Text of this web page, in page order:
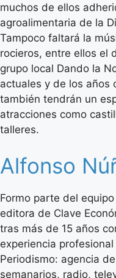
muchos de ellos
agroalimentaria de la
Tampoco faltará la
rocieros, entre ellos el
grupo local Dando la
actuales y de los años
también tendrán un
atracciones como
talleres.
Alfonso
Formo parte del
editora de Clave
tras más de 15 años
experiencia
Periodismo: agencia
semanarios, radio,